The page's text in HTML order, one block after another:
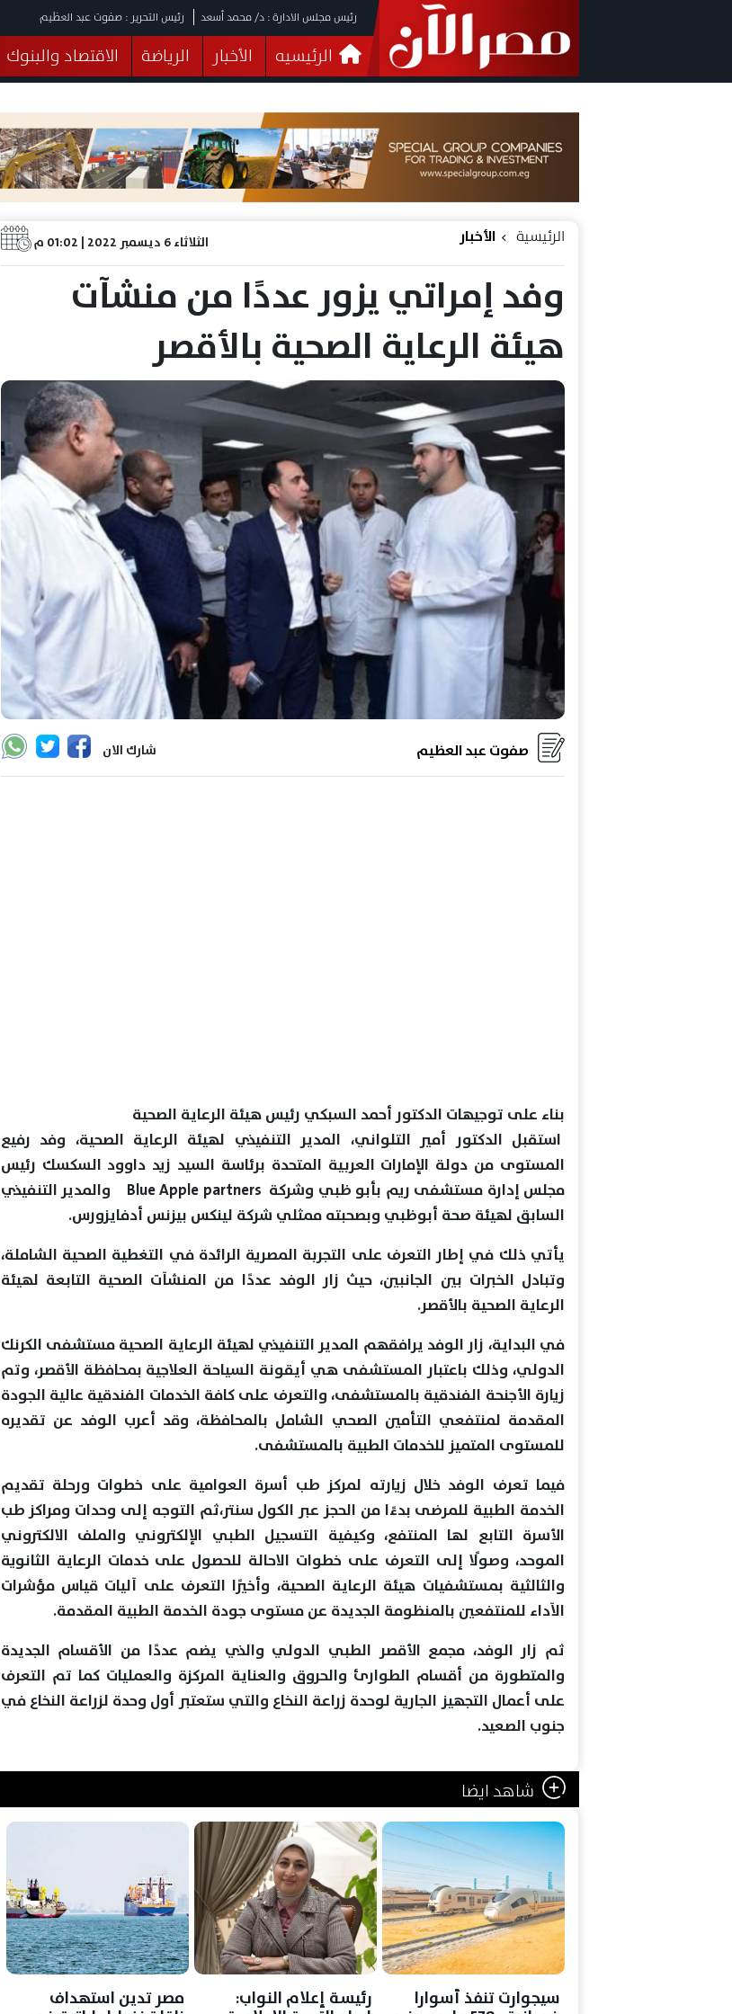
رئيس مجلس الادارة : د/ محمد أسعد رئيس التحرير : صفوت عبد العظيم
الرئيسيه الأخبار الرياضة الاقتصاد والبنوك
فيديوهات
البرلمان صحة الثقافة خدمات
الثلاثاء 6 ديسمبر 2022 | 01:02 م الرئيسية الأخبار
وفد إمراتي يزور عددًا من منشآت
هيئة الرعاية الصحية بالأقصر
شارك الان صفوت عبد العظيم
بناء على توجيهات الدكتور أحمد السبكي رئيس هيئة الرعاية الصحية
استقبل الدكتور أمير التلواني، المدير التنفيذي لهيئة الرعاية الصحية، وفد رفيع
المستوى من دولة الإمارات العربية المتحدة برئاسة السيد زيد داوود السكسك رئيس
مجلس إدارة مستشفى ريم بأبو ظبي وشركة Blue Apple partners والمدير التنفيذي
السابق لهيئة صحة أبوظبي وبصحبته ممثلي شركة لينكس بيزنس أدفايزورس.
يأتي ذلك في إطار التعرف على التجربة المصرية الرائدة في التغطية الصحية الشاملة،
وتبادل الخبرات بين الجانبين، حيث زار الوفد عددًا من المنشآت الصحية التابعة لهيئة
الرعاية الصحية بالأقصر.
في البداية، زار الوفد يرافقهم المدير التنفيذي لهيئة الرعاية الصحية مستشفى الكرنك
الدولي، وذلك باعتبار المستشفى هي أيقونة السياحة العلاجية بمحافظة الأقصر، وتم
زيارة الأجنحة الفندقية بالمستشفى، والتعرف على كافة الخدمات الفندقية عالية الجودة
المقدمة لمنتفعي التأمين الصحي الشامل بالمحافظة، وقد أعرب الوفد عن تقديره
للمستوى المتميز للخدمات الطبية بالمستشفى.
فيما تعرف الوفد خلال زيارته لمركز طب أسرة العوامية على خطوات ورحلة تقديم
الخدمة الطبية للمرضى بدءًا من الحجز عبر الكول سنتر،ثم التوجه إلى وحدات ومراكز طب
الأسرة التابع لها المنتفع، وكيفية التسجيل الطبي الإلكتروني والملف الالكتروني
الموحد، وصولًا إلى التعرف على خطوات الاحالة للحصول على خدمات الرعاية الثانوية
والثالثية بمستشفيات هيئة الرعاية الصحية، وأخيرًا التعرف على آليات قياس مؤشرات
الآداء للمنتفعين بالمنظومة الجديدة عن مستوى جودة الخدمة الطبية المقدمة.
ثم زار الوفد، مجمع الأقصر الطبي الدولي والذي يضم عددًا من الأقسام الجديدة
والمتطورة من أقسام الطوارئ والحروق والعناية المركزة والعمليات كما تم التعرف
على أعمال التجهيز الجارية لوحدة زراعة النخاع والتي ستعتبر أول وحدة لزراعة النخاع في
جنوب الصعيد.
شاهد ايضا
سيجوارت تنفذ أسوارا
رئيسة إعلام النواب:
مصر تدين استهداف